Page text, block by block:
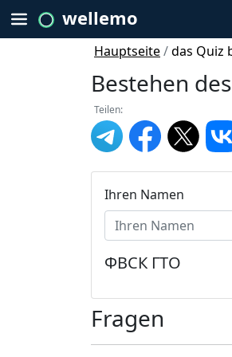
wellemo
Hauptseite/das Quiz
Bestehen
Teilen:
Ihren Namen
ФВСК ГТО
Fragen